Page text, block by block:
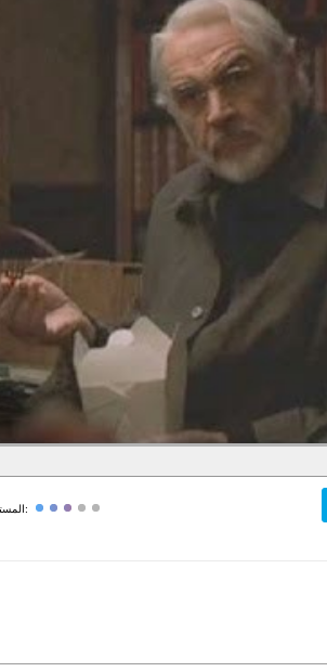
المستوى: